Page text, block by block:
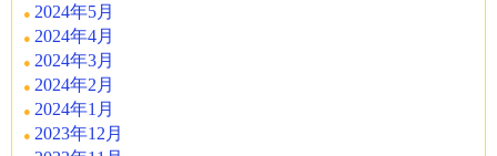
2024年5月
2024年4月
2024年3月
2024年2月
2024年1月
2023年12月